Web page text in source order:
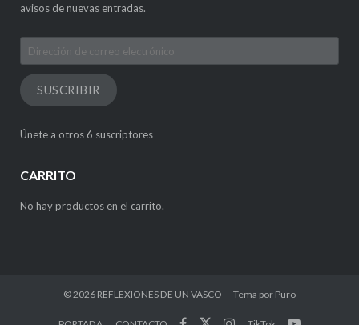
avisos de nuevas entradas.
Dirección
de
correo
electrónico
SUSCRIBIR
Únete a otros 6 suscriptores
CARRITO
No hay productos en el carrito.
© 2026 REFLEXIONES DE UN VASCO Tema por Puro